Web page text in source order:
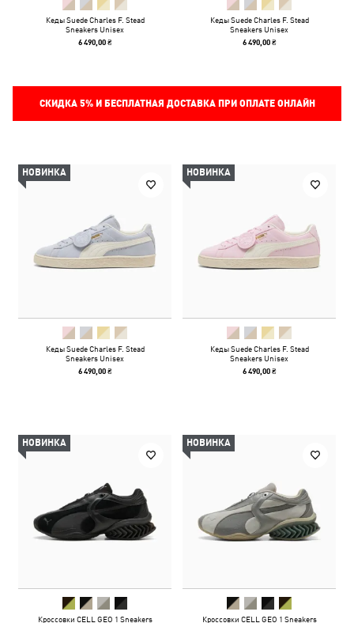
Кеды Suede Charles F. Stead
Sneakers Unisex
6 490,00 ₴
Кеды Suede Charles F. Stead
Sneakers Unisex
6 490,00 ₴
СКИДКА 5%И БЕСПЛАТНАЯ ДОСТАВКА ПРИ ОПЛАТЕ ОНЛАЙН
НОВИНКА
Кеды Suede Charles F. Stead
Sneakers Unisex
6 490,00 ₴
НОВИНКА
Кеды Suede Charles F. Stead
Sneakers Unisex
6 490,00 ₴
НОВИНКА
Кроссовки CELL GEO 1 Sneakers
НОВИНКА
Кроссовки CELL GEO 1 Sneakers